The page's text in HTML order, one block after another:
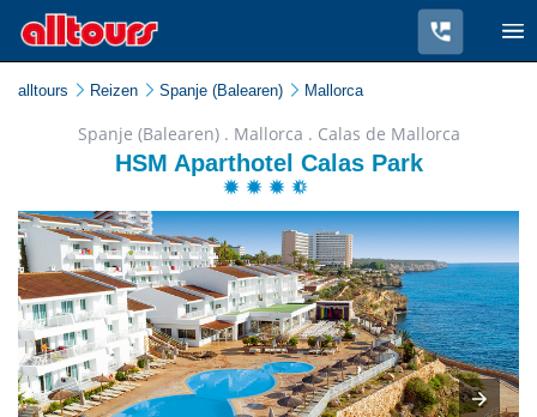
alltours Reizen Spanje (Balearen) Mallorca
Spanje (Balearen) . Mallorca . Calas de Mallorca
HSM Aparthotel Calas Park